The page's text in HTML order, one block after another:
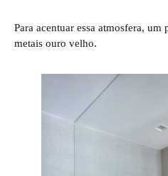
Para acentuar essa atmosfera, um
metais ouro velho.